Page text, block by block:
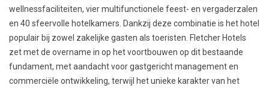
wellnessfaciliteiten, vier multifunctionele feest- en vergaderzalen
en 40 sfeervolle hotelkamers. Dankzij deze combinatie is het hotel
populair bij zowel zakelijke gasten als toeristen. Fletcher Hotels
zet met de overname in op het voortbouwen op dit bestaande
fundament, met aandacht voor gastgericht management en
commerciële ontwikkeling, terwijl het unieke karakter van het